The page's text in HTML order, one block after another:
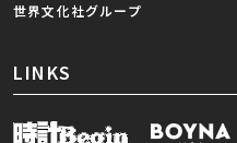
世界文化社グループ
LINKS